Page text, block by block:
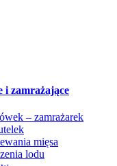
i zamrażające
– zamrażarek
mięsa
lodu